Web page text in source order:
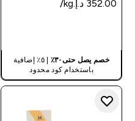
خصم يصل حتى٣٠٪
| ٥٪ إضافية
باستخدام كود محدود